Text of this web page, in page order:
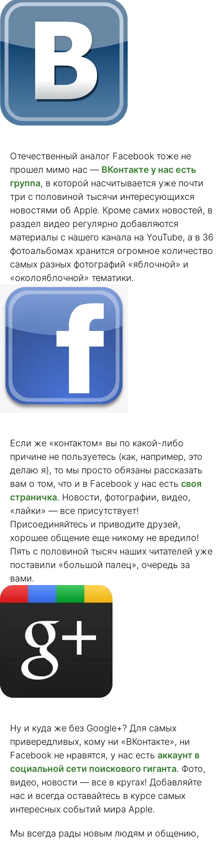
Отечественный аналог Facebook тоже не
прошел мимо нас — ВКонтакте у нас есть
группа, в которой насчитывается уже почти
три с половиной тысячи интересующихся
новостями об Apple. Кроме самих новостей, в
раздел видео регулярно добавляются
материалы с нашего канала на YouTube, а в 36
фотоальбомах хранится огромное количество
самых разных фотографий «яблочной» и
«околояблочной» тематики.
Если же «контактом» вы по какой-либо
причине не пользуетесь (как, например, это
делаю я), то мы просто обязаны рассказать
вам о том, что и в Facebook у нас есть своя
страничка. Новости, фотографии, видео,
«лайки» — все присутствует!
Присоединяйтесь и приводите друзей,
хорошее общение еще никому не вредило!
Пять с половиной тысяч наших читателей уже
поставили «большой палец», очередь за
вами.
Ну и куда же без Google+? Для самых
привередливых, кому ни «ВКонтакте», ни
Facebook не нравятся, у нас есть аккаунт в
социальной сети поискового гиганта. Фото,
видео, новости — все в кругах! Добавляйте
нас и всегда оставайтесь в курсе самых
интересных событий мира Apple.
Мы всегда рады новым людям и общению,